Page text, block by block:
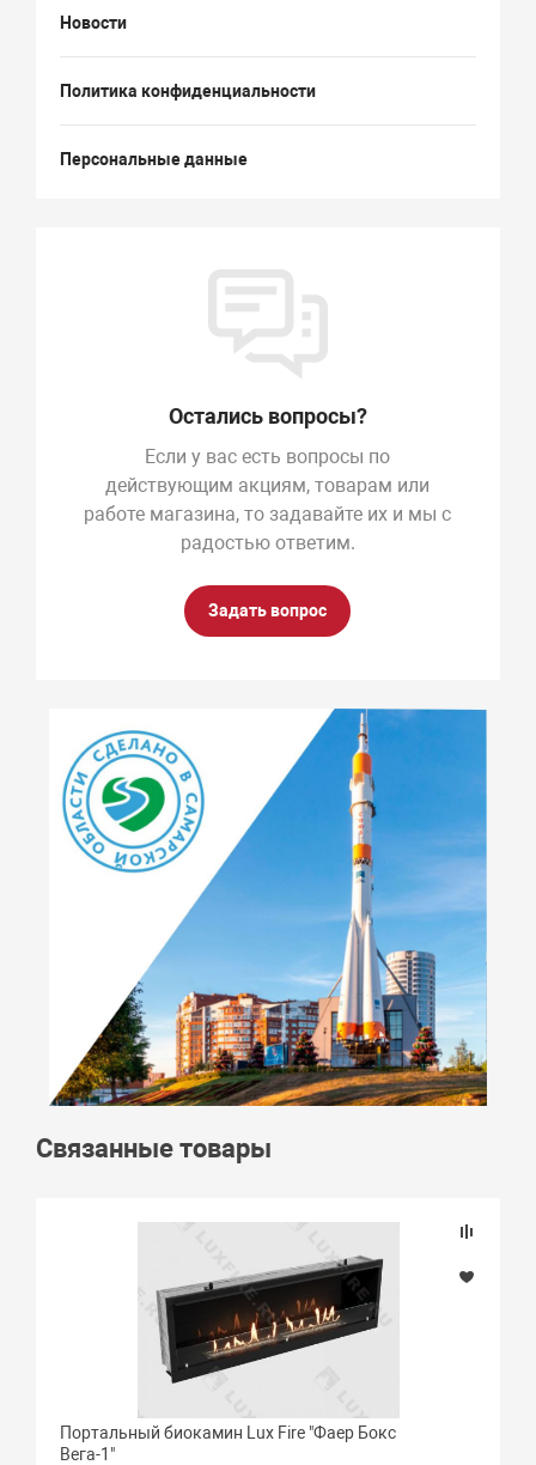
Новости
Политика конфиденциальности
Персональные данные
Остались вопросы?
Если у вас есть вопросы по
действующим акциям, товарам или
работе магазина, то задавайте их и мы с
радостью ответим.
Задать вопрос
Связанные товары
Портальный биокамин Lux Fire "Фаер Бокс
Вега-1"